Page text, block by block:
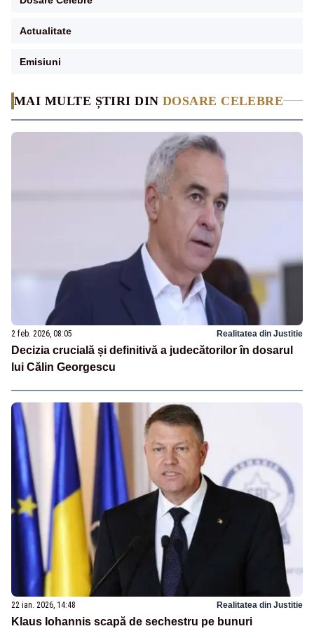
MAI MULTE ȘTIRI DIN DOSARE CELEBRE
2 feb. 2026, 08:05 Realitatea din Justitie
Decizia crucială și definitivă a judecătorilor în dosarul
lui Călin Georgescu
22 ian. 2026, 14:48 Realitatea din Justitie
Klaus Iohannis scapă de sechestru pe bunuri
Actualitate
Emisiuni